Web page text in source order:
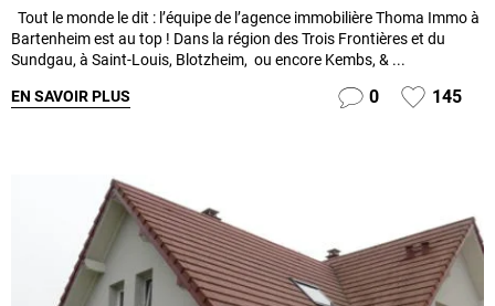
Tout le monde le dit : l’équipe de l’agence immobilière Thoma Immo à
Bartenheim est au top ! Dans la région des Trois Frontières et du
Sundgau, à Saint-Louis, Blotzheim, ou encore Kembs, & ...
EN SAVOIR PLUS 0 145